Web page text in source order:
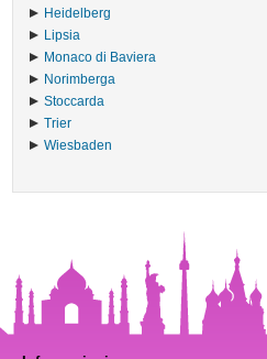
Heidelberg
Lipsia
Monaco di Baviera
Norimberga
Stoccarda
Trier
Wiesbaden